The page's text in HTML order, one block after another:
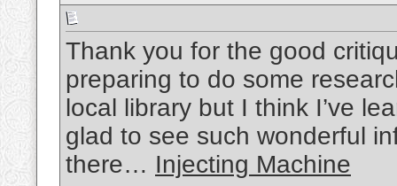
Thank you for the good
preparing to do some
local library but I think I’ve
glad to see such wonderful
there… Injecting Machine